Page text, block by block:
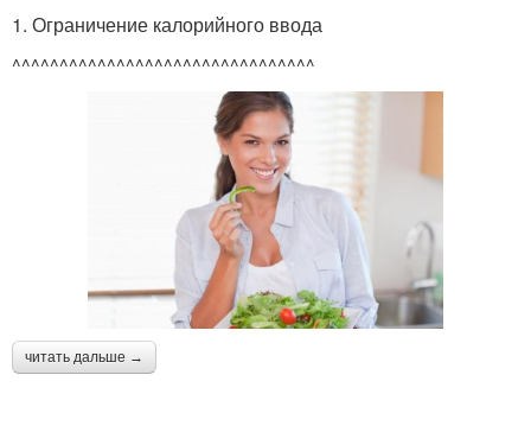
1. Ограничение калорийного ввода
^^^^^^^^^^^^^^^^^^^^^^^^^^^^^^^^
читать дальше →